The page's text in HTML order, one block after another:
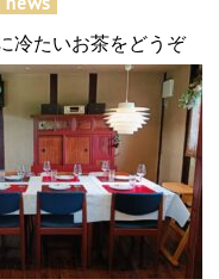
冷たいお茶をどうぞ